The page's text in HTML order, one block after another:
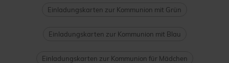
Einladungskarten zur Kommunion mit Grün
Einladungskarten zur Kommunion mit Blau
Einladungskarten zur Kommunion für Mädchen